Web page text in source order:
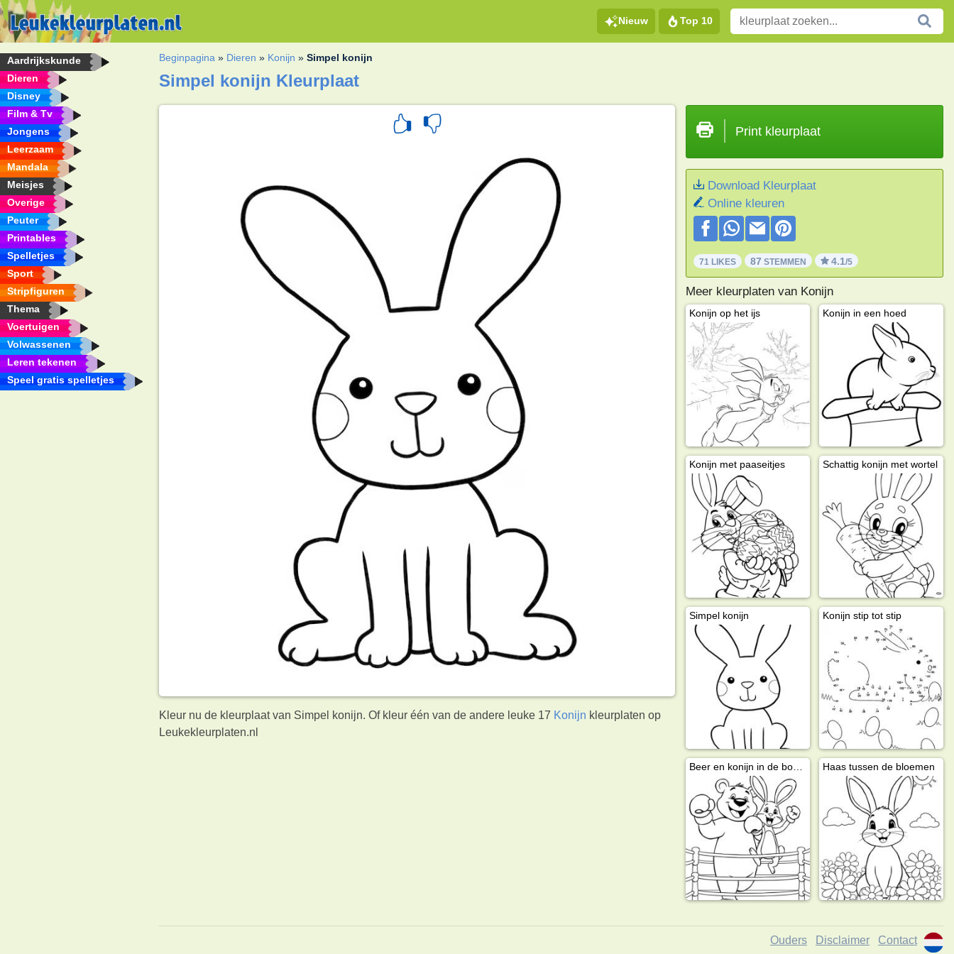
Nieuw Top 10
Aardrijkskunde
Dieren
Disney
Film & Tv
Jongens
Leerzaam
Mandala
Meisjes
Overige
Peuter
Printables
Spelletjes
Sport
Stripfiguren
Thema
Voertuigen
Volwassenen
Leren tekenen
Speel gratis spelletjes
Beginpagina » Dieren » Konijn »Simpel konijn
Simpel konijn Kleurplaat
Kleur nu de kleurplaat van Simpel konijn. Of kleur één van de andere leuke 17 Konijn kleurplaten op
Leukekleurplaten.nl
Print kleurplaat
Download Kleurplaat
Online kleuren
71 LIKES 87 STEMMEN 4.1/5
Meer kleurplaten van Konijn
Konijn op het ijs Konijn in een hoed
Konijn met paaseitjes Schattig konijn met wortel
Simpel konijn Konijn stip tot stip
Beer en konijn in de boksring Haas tussen de bloemen
Ouders Disclaimer Contact